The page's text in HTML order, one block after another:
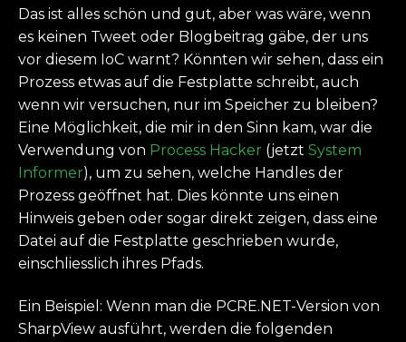
Das ist alles schön und gut, aber was wäre, wenn
es keinen Tweet oder Blogbeitrag gäbe, der uns
vor diesem IoC warnt? Könnten wir sehen, dass ein
Prozess etwas auf die Festplatte schreibt, auch
wenn wir versuchen, nur im Speicher zu bleiben?
Eine Möglichkeit, die mir in den Sinn kam, war die
Verwendung von Process Hacker (jetzt System
Informer), um zu sehen, welche Handles der
Prozess geöffnet hat. Dies könnte uns einen
Hinweis geben oder sogar direkt zeigen, dass eine
Datei auf die Festplatte geschrieben wurde,
einschliesslich ihres Pfads.
Ein Beispiel: Wenn man die PCRE.NET-Version von
SharpView ausführt, werden die folgenden